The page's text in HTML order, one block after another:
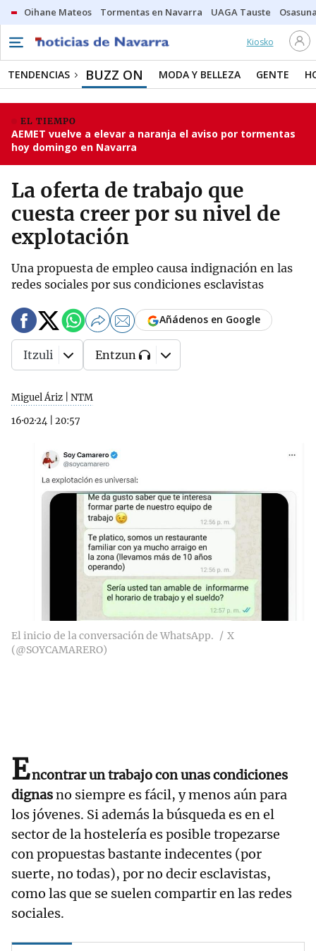
Oihane Mateos Tormentas en Navarra UAGA Tauste
Kiosko
TENDENCIAS BUZZ ON MODA Y BELLEZA GENTE
EL TIEMPO
AEMET vuelve a elevar a naranja el aviso por tormentas
hoy domingo en Navarra
La oferta de trabajo que
cuesta creer por su nivel de
explotación
Una propuesta de empleo causa indignación en las
redes sociales por sus condiciones esclavistas
Miguel Áriz | NTM
16·02·24
20:57
Añádenos en Google
Itzuli Entzun
El inicio de la conversación de WhatsApp.
X
(@SOYCAMARERO)
Encontrar un trabajo con unas condiciones
dignasno siempre es fácil, y menos aún para
los jóvenes. Si además la búsqueda es en el
sector de la hostelería es posible tropezarse
con propuestas bastante indecentes (por
suerte, no todas), por no decir esclavistas,
como las que se suelen compartir en las redes
sociales.